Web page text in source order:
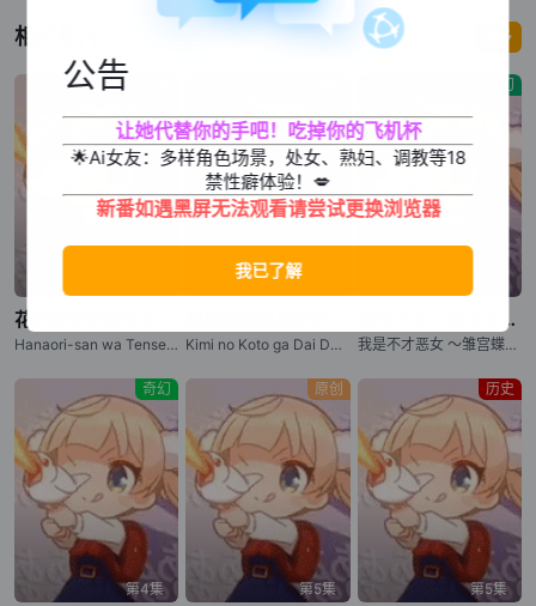
同じであることに気がついた。そして、エルマは知っていた。＜重
骑士＞こそが、最强のクラスであることを・・・！ 伯爵家を追放さ
れ一人の冒険者となったエルマは、生前の知识をフル活用し、この
相关影片 更多
Hanaori-san wa Tensei shitemo Kenka ga Shitai / Hanaori-san Still Wants to Fight in the Next Life / 花织同学转生后还是想干架
第29集
Kimi no Koto ga Dai Dai Dai Dai Daisuki na 100-nin no Kanojo 3
奇幻
恶女不才，请多关照 ～雏宫蝶鼠换身传～
我是不才恶女 ～雏宫蝶鼠互换传～ / 虽然我是不完美恶女 ～雏宫蝶鼠替换传～ / Though I Am an Inept Villainess: Tale of the Butterfly-Rat Body Swap in the Maiden Court / Futsutsuka na Akujo dewa Gozaimasu ga: Suuguu Chouso Torikae Den
奇幻
第4集
原创
第5集
历史
第5集
公告
让她代替你的手吧！吃掉你的飞机杯
🌟Ai女友：多样角色场景，处女、熟妇、调教等18
禁性癖体验！💋
新番如遇黑屏无法观看请尝试更换浏览器